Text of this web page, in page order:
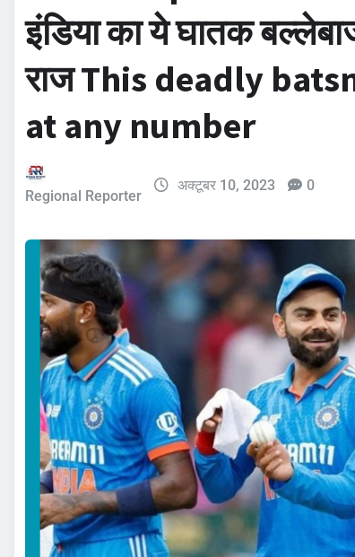
इंडिया का ये घातक
राज This deadly
at any number
Regional Reporter
अक्टूबर 10, 2023 0